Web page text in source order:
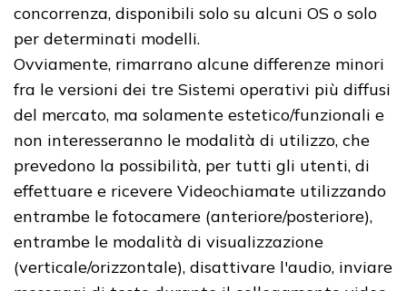
concorrenza, disponibili solo su alcuni OS o solo
per determinati modelli.
Ovviamente, rimarrano alcune differenze minori
fra le versioni dei tre Sistemi operativi più diffusi
del mercato, ma solamente estetico/funzionali e
non interesseranno le modalità di utilizzo, che
prevedono la possibilità, per tutti gli utenti, di
effettuare e ricevere Videochiamate utilizzando
entrambe le fotocamere (anteriore/posteriore),
entrambe le modalità di visualizzazione
(verticale/orizzontale), disattivare l'audio, inviare